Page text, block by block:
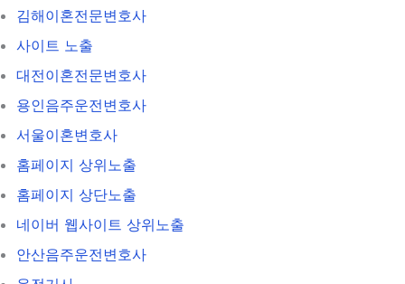
김해이혼전문변호사
사이트 노출
대전이혼전문변호사
용인음주운전변호사
서울이혼변호사
홈페이지 상위노출
홈페이지 상단노출
네이버 웹사이트 상위노출
안산음주운전변호사